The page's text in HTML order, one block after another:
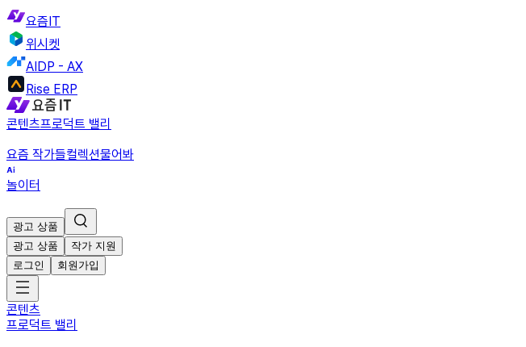
요즘IT
위시켓
AIDP - AX
Rise ERP
콘텐츠프로덕트 밸리
요즘 작가들컬렉션물어봐
놀이터
광고 상품
광고 상품
작가 지원
로그인
회원가입
콘텐츠
프로덕트 밸리